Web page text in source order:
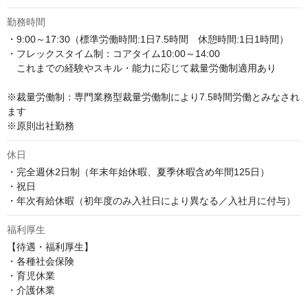
勤務時間
・9:00～17:30（標準労働時間:1日7.5時間　休憩時間:1日1時間）
・フレックスタイム制：コアタイム10:00～14:00
これまでの経験やスキル・能力に応じて裁量労働制適用あり
※裁量労働制：専門業務型裁量労働制により7.5時間労働とみなされ
ます
※原則出社勤務
休日
・完全週休2日制（年末年始休暇、夏季休暇含め年間125日）
・祝日
・年次有給休暇（初年度のみ入社日により異なる／入社月に付与）
福利厚生
【待遇・福利厚生】
・各種社会保険
・育児休業
・介護休業